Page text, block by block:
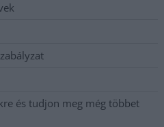
és tudjon meg még többet